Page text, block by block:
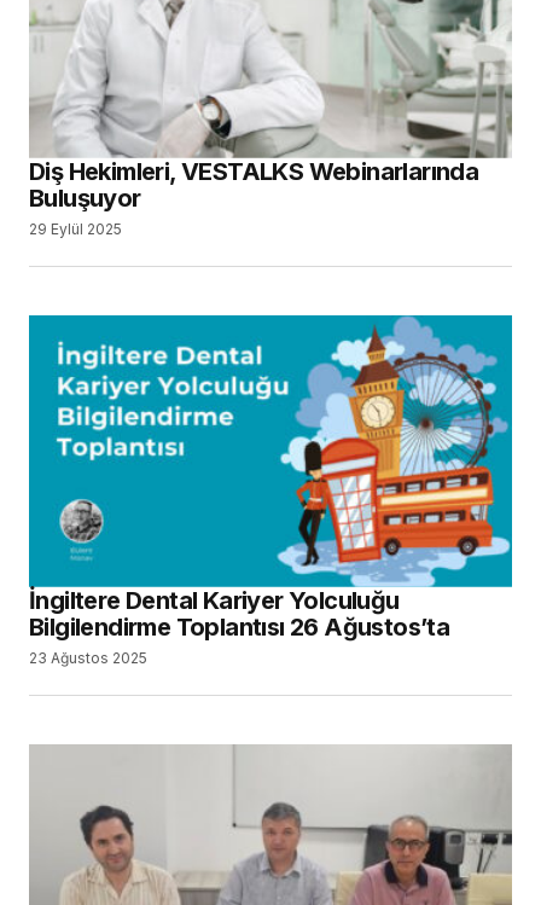
Diş Hekimleri, VESTALKS Webinarlarında
Buluşuyor
29 Eylül 2025
İngiltere Dental Kariyer Yolculuğu
Bilgilendirme Toplantısı 26 Ağustos’ta
23 Ağustos 2025